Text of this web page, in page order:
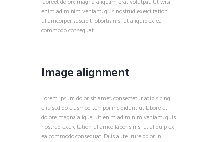
laoreet dolore magna aliquam erat volutpat. Ut wisi
enim ad minim veniam, quis nostrud exerci tation
ullamcorper suscipit lobortis nisl ut aliquip ex ea
commodo consequat.
Image alignment
Lorem ipsum dolor sit amet, consectetur adipisicing
elit, sed do eiusmod tempor incididunt ut labore et
dolore magna aliqua. Ut enim ad minim veniam, quis
nostrud exercitation ullamco laboris nisi ut aliquip ex
ea commodo consequat. Duis aute irure dolor in